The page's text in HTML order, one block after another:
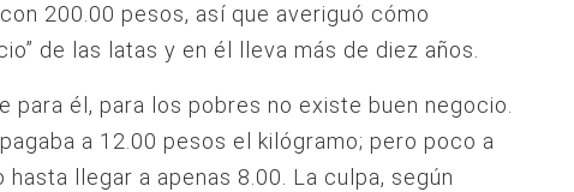
200.00 pesos, así que averiguó cómo
de las latas y en él lleva más de diez años.
para él, para los pobres no existe buen negocio.
a 12.00 pesos el kilógramo; pero poco a
llegar a apenas 8.00. La culpa, según